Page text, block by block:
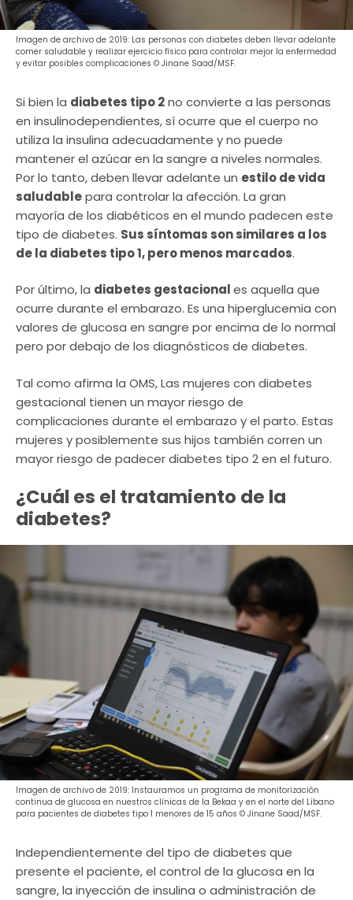
Imagen de archivo de 2019: Las personas con diabetes deben llevar adelante
comer saludable y realizar ejercicio físico para controlar mejor la enfermedad
y evitar posibles complicaciones © Jinane Saad/MSF.
Si bien la diabetes tipo 2no convierte a las personas
en insulinodependientes, sí ocurre que el cuerpo no
utiliza la insulina adecuadamente y no puede
mantener el azúcar en la sangre a niveles normales.
Por lo tanto, deben llevar adelante un estilo de vida
saludablepara controlar la afección. La gran
mayoría de los diabéticos en el mundo padecen este
tipo de diabetes. Sus síntomas son similares a los
de la diabetes tipo 1, pero menos marcados.
Por último, la diabetes gestacionales aquella que
ocurre durante el embarazo. Es una hiperglucemia con
valores de glucosa en sangre por encima de lo normal
pero por debajo de los diagnósticos de diabetes.
Tal como afirma la OMS, Las mujeres con diabetes
gestacional tienen un mayor riesgo de
complicaciones durante el embarazo y el parto. Estas
mujeres y posiblemente sus hijos también corren un
mayor riesgo de padecer diabetes tipo 2 en el futuro.
¿Cuál es el tratamiento de la
diabetes?
Imagen de archivo de 2019: Instauramos un programa de monitorización
continua de glucosa en nuestros clínicas de la Bekaa y en el norte del Líbano
para pacientes de diabetes tipo 1 menores de 15 años © Jinane Saad/MSF.
Independientemente del tipo de diabetes que
presente el paciente, el control de la glucosa en la
sangre, la inyección de insulina o administración de